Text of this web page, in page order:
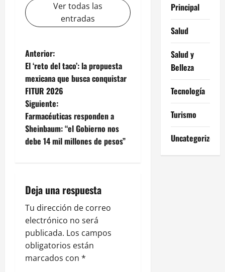
Ver todas las
entradas
N
a
v
e
g
c
i
ó
n
Anterior:
El ‘reto del taco’: la propuesta
mexicana que busca conquistar
FITUR 2026
Siguiente:
Farmacéuticas responden a
Sheinbaum: “el Gobierno nos
debe 14 mil millones de pesos”
Deja una respuesta
Tu dirección de correo
electrónico no será
publicada. Los campos
obligatorios están
marcados con *
Principal
Salud
Salud y
Belleza
Tecnología
Turismo
Uncategorized